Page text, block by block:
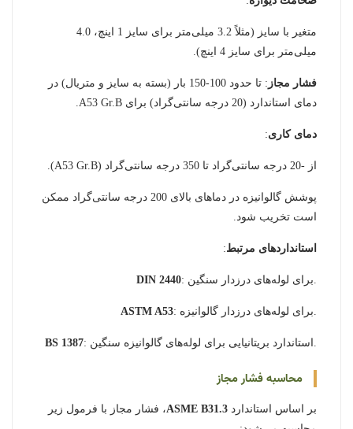
متغیر با سایز (مثلاً 3.2 میلی‌متر برای سایز 1 اینچ، 4.0
میلی‌متر برای سایز 4 اینچ).
فشار مجاز
: تا حدود 100-150 بار (بسته به سایز و متریال) در
دمای استاندارد (20 درجه سانتی‌گراد) برای A53 Gr.B.
دمای کاری:
از -20 درجه سانتی‌گراد تا 350 درجه سانتی‌گراد (A53 Gr.B).
پوشش گالوانیزه در دماهای بالای 200 درجه سانتی‌گراد ممکن
است تخریب شود.
استانداردهای مرتبط:
DIN 2440
ASTM A53
BS 1387
محاسبه فشار مجاز
بر اساس استاندارد ASME B31.3، فشار مجاز با فرمول زیر